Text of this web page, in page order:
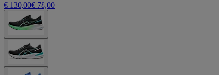
€ 130,00€ 78,00